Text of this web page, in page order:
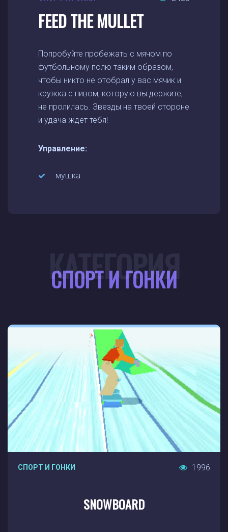
FEED THE MULLET
Попробуйте пробежать с мячом по
футбольному полю таким образом,
чтобы никто не отобрал у вас мячик и
кружка с пивом, которую вы держите,
не пролилась. Звезды на твоей стороне
и удача ждет тебя!
Управление:
мушка
СПОРТ И ГОНКИ
КАТЕГОРИЯ
СПОРТ И ГОНКИ 1996
SNOWBOARD